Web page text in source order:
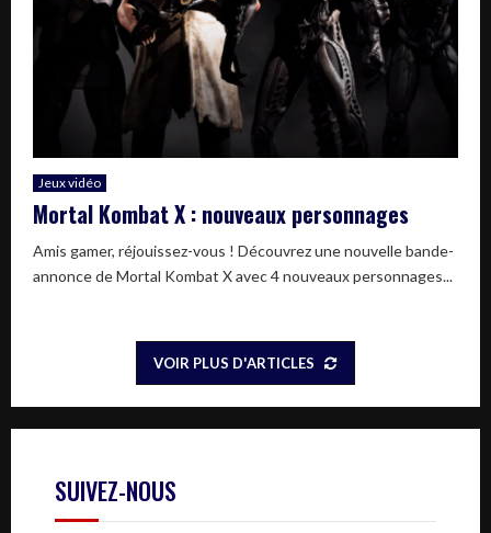
Jeux vidéo
Mortal Kombat X : nouveaux personnages
Amis gamer, réjouissez-vous ! Découvrez une nouvelle bande-
annonce de Mortal Kombat X avec 4 nouveaux personnages...
VOIR PLUS D'ARTICLES
SUIVEZ-NOUS